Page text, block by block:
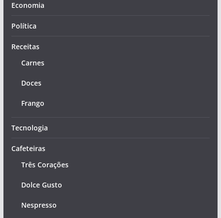
Economia
Política
Receitas
Carnes
Doces
Frango
Tecnologia
Cafeteiras
Três Corações
Dolce Gusto
Nespresso